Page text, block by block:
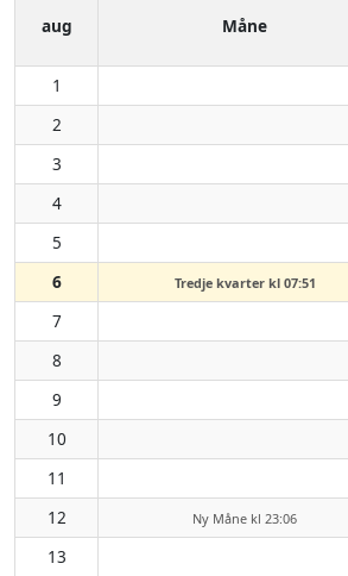
aug
Måne
1
2
3
4
5
6
Tredje kvarter kl 07:51
7
8
9
10
11
12 Ny Måne kl 23:06
13